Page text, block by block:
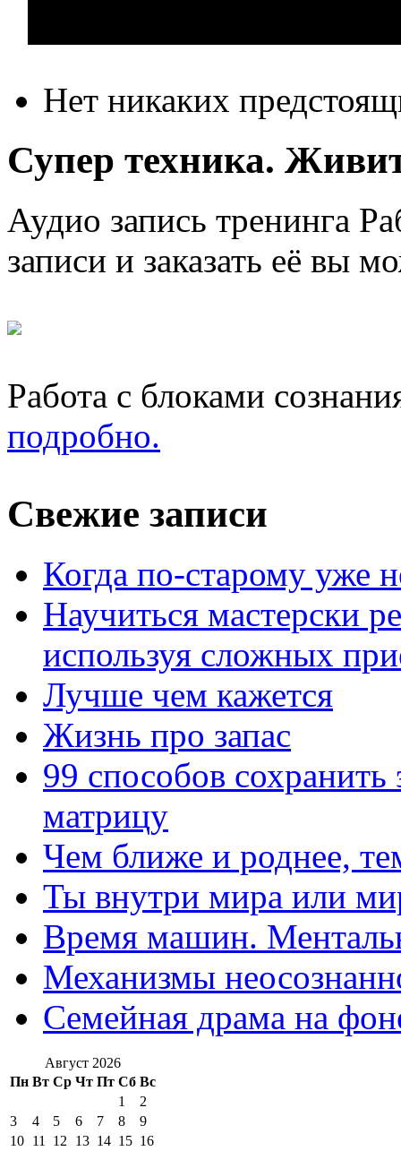
Нет никаких
Супер техника.
Аудио запись тренинга
записи и заказать её вы
Работа с блоками
подробно.
Свежие записи
Когда по-старому уже
Научиться мастерски
используя сложных
Лучше чем кажется
Жизнь про запас
99 способов
матрицу
Чем ближе и роднее,
Ты внутри мира или
Время машин.
Механизмы
Семейная драма на
Август 2026
Пн Вт Ср Чт Пт Сб Вс
1
2
3
4 5 6 7 8
9
10 11 12 13 14 15 16